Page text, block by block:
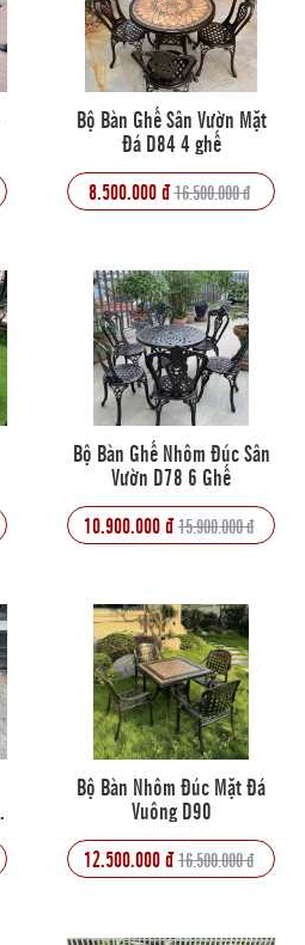
Bộ Bàn Ghế Sân Vườn Mặt
Đá D84 4 ghế
8.500.000 đ16.500.000 đ
Bộ Bàn Ghế Nhôm Đúc Sân
Vườn D78 6 Ghế
10.900.000 đ15.900.000 đ
Bộ Bàn Nhôm Đúc Mặt Đá
Vuông D90
12.500.000 đ16.500.000 đ